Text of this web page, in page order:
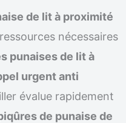
de lit à proximité
nécessaires
punaises de lit à
urgent anti
évalue rapidement
de punaise de